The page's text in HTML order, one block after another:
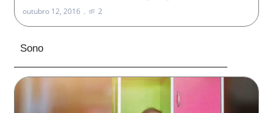
outubro 12, 2016 2
Sono